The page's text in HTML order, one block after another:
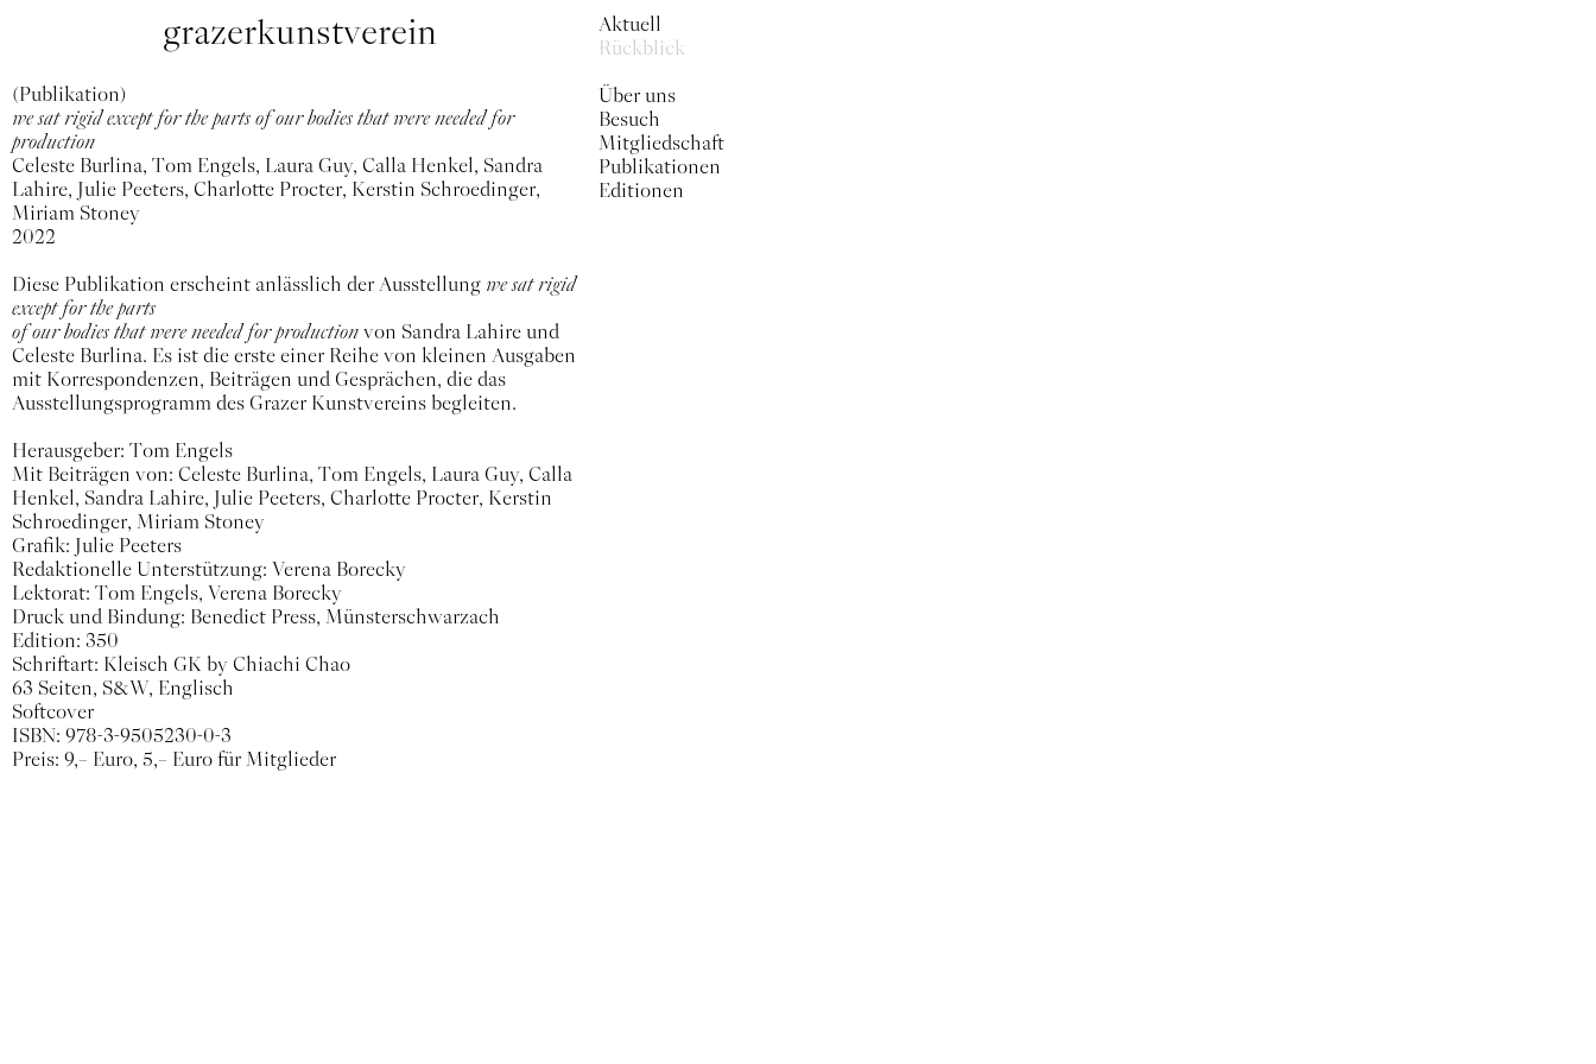
Aktuell
Rückblick
Über uns
Besuch
Mitgliedschaft
Publikationen
Editionen
grazerkunstverein
(Publikation)
we sat rigid except for the parts of our bodies that were needed for
production
Celeste Burlina, Tom Engels, Laura Guy, Calla Henkel, Sandra
Lahire, Julie Peeters, Charlotte Procter, Kerstin Schroedinger,
Miriam Stoney
2022
Diese Publikation erscheint anlässlich der Ausstellung we sat rigid
except for the parts
of our bodies that were needed for production von Sandra Lahire und
Celeste Burlina. Es ist die erste einer Reihe von kleinen Ausgaben
mit Korrespondenzen, Beiträgen und Gesprächen, die das
Ausstellungsprogramm des Grazer Kunstvereins begleiten.
Herausgeber: Tom Engels
Mit Beiträgen von: Celeste Burlina, Tom Engels, Laura Guy, Calla
Henkel, Sandra Lahire, Julie Peeters, Charlotte Procter, Kerstin
Schroedinger, Miriam Stoney
Grafik: Julie Peeters
Redaktionelle Unterstützung: Verena Borecky
Lektorat: Tom Engels, Verena Borecky
Druck und Bindung: Benedict Press, Münsterschwarzach
Edition: 350
Schriftart: Kleisch GK by Chiachi Chao
63 Seiten, S&W, Englisch
Softcover
ISBN: 978-3-9505230-0-3
Preis: 9,– Euro, 5,– Euro für Mitglieder